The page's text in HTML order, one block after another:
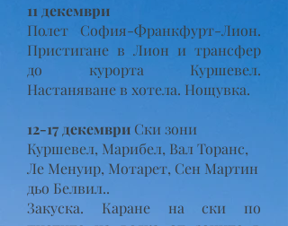
11 декември
Полет София-Франкфурт-Лион.
Пристигане в Лион и трансфер
до курорта Куршевел.
Настаняване в хотела. Нощувка.
12-17 декември Ски зони
Куршевел, Марибел, Вал Торанс,
Ле Менуир, Мотарет, Сен Мартин
дьо Белвил..
Закуска. Каране на ски по